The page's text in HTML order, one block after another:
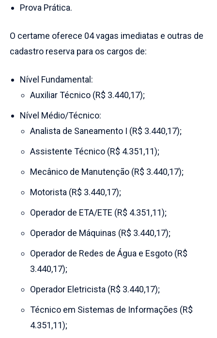
Prova Prática.
O certame oferece 04 vagas imediatas e outras de
cadastro reserva para os cargos de:
Nível Fundamental:
Auxiliar Técnico (R$ 3.440,17);
Nível Médio/Técnico:
Analista de Saneamento I (R$ 3.440,17);
Assistente Técnico (R$ 4.351,11);
Mecânico de Manutenção (R$ 3.440,17);
Motorista (R$ 3.440,17);
Operador de ETA/ETE (R$ 4.351,11);
Operador de Máquinas (R$ 3.440,17);
Operador de Redes de Água e Esgoto (R$
3.440,17);
Operador Eletricista (R$ 3.440,17);
Técnico em Sistemas de Informações (R$
4.351,11);